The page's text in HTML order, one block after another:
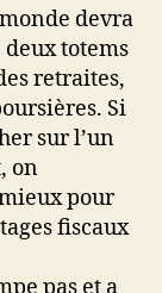
devra
totems
retraites,
Si
sur l’un
on
pour
fiscaux
pas et a